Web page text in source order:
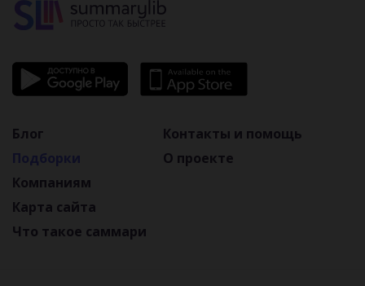
Блог
Компаниям
Карта сайта
Что такое саммари
Контакты и помощь
О проекте